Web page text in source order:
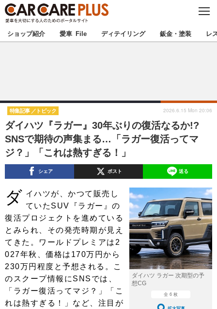
C
S
E
★カーケアプラス認定★ 厳選プロショップを地域から探す
甲信越 北陸
東海 関西
中国
九州 沖縄
注目の記事
ショップレポート 愛車 File
自動車豆知識 ストップ！不具合修理＆粗悪修理
鈑金・塗装
ディテイリング
ディテイリング 洗車
ヘッドライト磨き コーティング
フィルム・ラッピング
鈑金・塗装
小キズ直し 防錆
特集記事
ストップ 不具合修理＆粗悪修理
カーメーカー「旧車」関連プロジェ
クト
ショップ紹介
ショップレポート プロショップ検索
レストア
ショップ紹介 愛車 File ディテイリング 鈑金・塗装 レ
ダイハツ『ラガー』30年ぶりの復活なるか!?
SNSで期待の声集まる…「ラガー復活ってマ
ジ？」「これは熱すぎる！」
特集記事 トピック 2026.6.15 Mon 20:06
シェア ポスト 送る
ダイハツ ラガー 次期型の予
想CG
全 6 枚
ダ イハツが、かつて販売し
ていたSUV『ラガー』の
復活プロジェクトを進めている
とみられ、その発売時期が見え
てきた。ワールドプレミアは2
027年秋、価格は170万円から
230万円程度と予想される。こ
のスクープ情報にSNSでは、
「ラガー復活ってマジ？」「こ
れは熱すぎる！」など、注目が